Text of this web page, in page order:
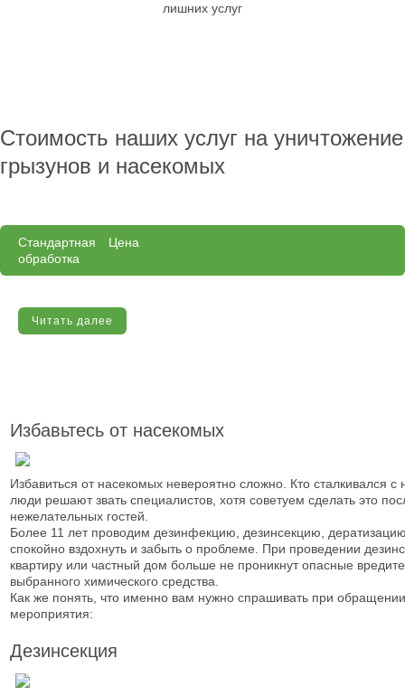
лишних услуг
Стоимость наших услуг на уничтожение
грызунов и насекомых
Стандартная
обработка
Цена
Читать далее
Избавьтесь от насекомых
Избавиться от насекомых невероятно сложно. Кто сталкивался
люди решают звать специалистов, хотя советуем сделать это
нежелательных гостей.
Более 11 лет проводим дезинфекцию, дезинсекцию,
спокойно вздохнуть и забыть о проблеме. При проведении
квартиру или частный дом больше не проникнут опасные
выбранного химического средства.
Как же понять, что именно вам нужно спрашивать при
мероприятия:
Дезинсекция